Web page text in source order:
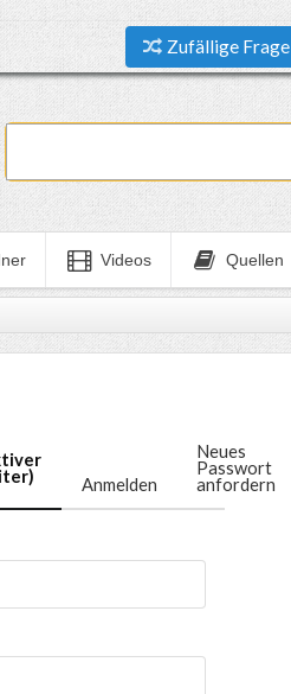
Zufällige Frage
Videos Quellen
Anmelden
Neues
Passwort
anfordern